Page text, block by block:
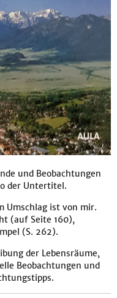
und Beobachtungen
der Untertitel.
Umschlag ist von mir.
(auf Seite 160),
(S. 262).
der Lebensräume,
Beobachtungen und